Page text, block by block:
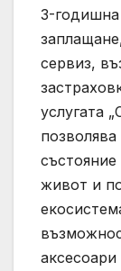
3-годишна
сервиз,
услугата
живот и